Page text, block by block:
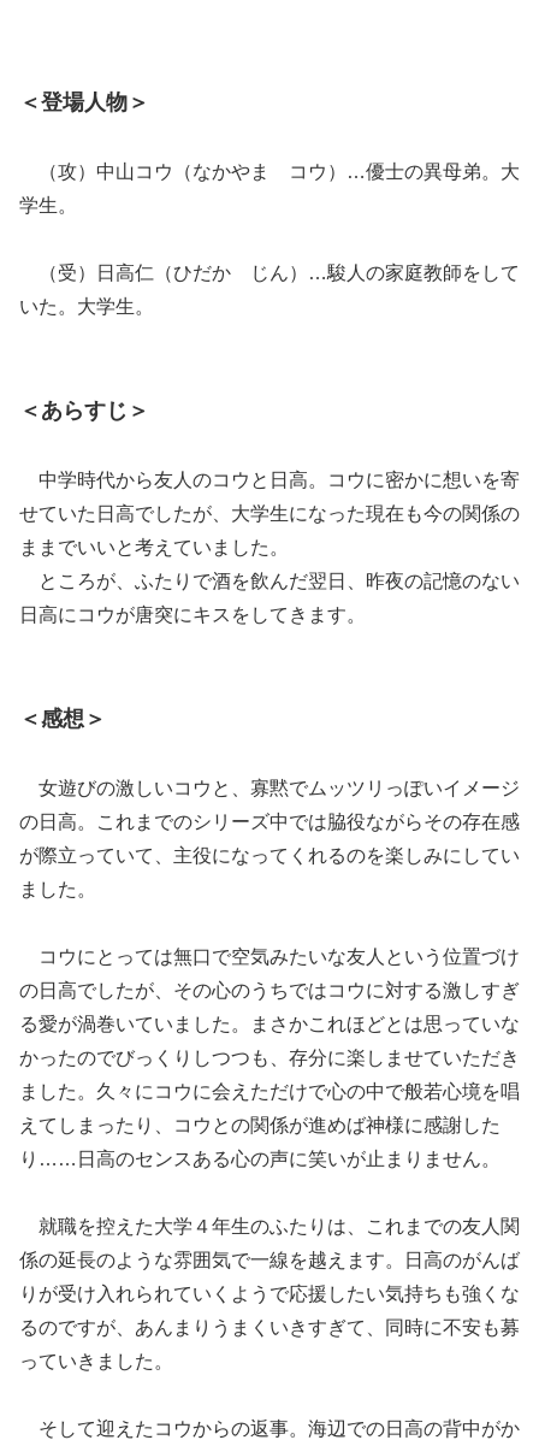
＜登場人物＞
（攻）中山コウ（なかやま コウ）…優士の異母弟。大
学生。
（受）日高仁（ひだか じん）…駿人の家庭教師をして
いた。大学生。
＜あらすじ＞
中学時代から友人のコウと日高。コウに密かに想いを寄
せていた日高でしたが、大学生になった現在も今の関係の
ままでいいと考えていました。
ところが、ふたりで酒を飲んだ翌日、昨夜の記憶のない
日高にコウが唐突にキスをしてきます。
＜感想＞
女遊びの激しいコウと、寡黙でムッツリっぽいイメージ
の日高。これまでのシリーズ中では脇役ながらその存在感
が際立っていて、主役になってくれるのを楽しみにしてい
ました。
コウにとっては無口で空気みたいな友人という位置づけ
の日高でしたが、その心のうちではコウに対する激しすぎ
る愛が渦巻いていました。まさかこれほどとは思っていな
かったのでびっくりしつつも、存分に楽しませていただき
ました。久々にコウに会えただけで心の中で般若心境を唱
えてしまったり、コウとの関係が進めば神様に感謝した
り……日高のセンスある心の声に笑いが止まりません。
就職を控えた大学４年生のふたりは、これまでの友人関
係の延長のような雰囲気で一線を越えます。日高のがんば
りが受け入れられていくようで応援したい気持ちも強くな
るのですが、あんまりうまくいきすぎて、同時に不安も募
っていきました。
そして迎えたコウからの返事。海辺での日高の背中がか